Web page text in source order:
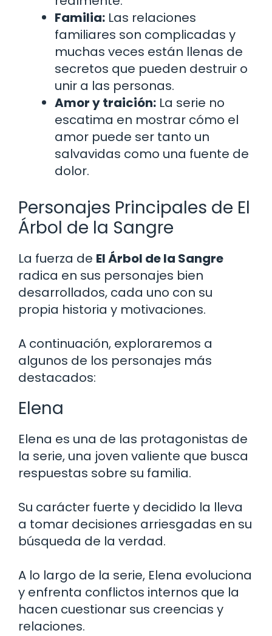
Familia: Las relaciones
familiares son complicadas y
muchas veces están llenas de
secretos que pueden destruir o
unir a las personas.
Amor y traición: La serie no
escatima en mostrar cómo el
amor puede ser tanto un
salvavidas como una fuente de
dolor.
Personajes Principales de El
Árbol de la Sangre
La fuerza de El Árbol de la Sangre
radica en sus personajes bien
desarrollados, cada uno con su
propia historia y motivaciones.
A continuación, exploraremos a
algunos de los personajes más
destacados:
Elena
Elena es una de las protagonistas de
la serie, una joven valiente que busca
respuestas sobre su familia.
Su carácter fuerte y decidido la lleva
a tomar decisiones arriesgadas en su
búsqueda de la verdad.
A lo largo de la serie, Elena evoluciona
y enfrenta conflictos internos que la
hacen cuestionar sus creencias y
relaciones.